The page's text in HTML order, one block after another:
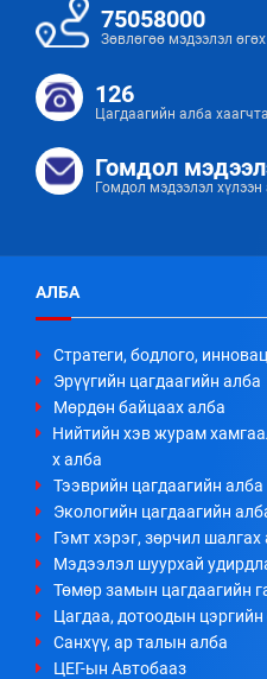
75058000
Зөвлөгөө мэдээлэл өгөх
126
Цагдаагийн алба
Гомдол
Гомдол мэдээлэл хүлээн
АЛБА
Стратеги, бодлого,
Эрүүгийн цагдаагийн алба
Мөрдөн байцаах алба
Нийтийн хэв журам
х алба
Тээврийн цагдаагийн алба
Экологийн цагдаагийн
Гэмт хэрэг, зөрчил шалгах
Мэдээлэл шуурхай
Төмөр замын цагдаагийн
Цагдаа, дотоодын цэргийн
Санхүү, ар талын алба
ЦЕГ-ын Автобааз